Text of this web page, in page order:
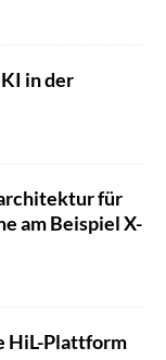
in der
für
am Beispiel X-
HiL-Plattform